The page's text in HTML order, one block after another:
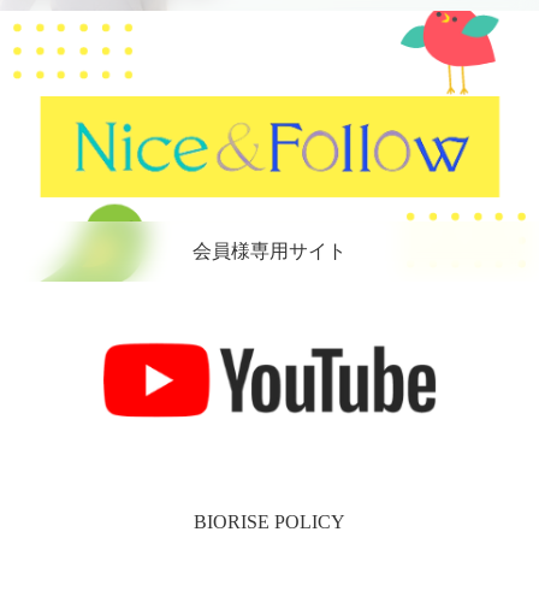
会員様専用サイト
BIORISE POLICY